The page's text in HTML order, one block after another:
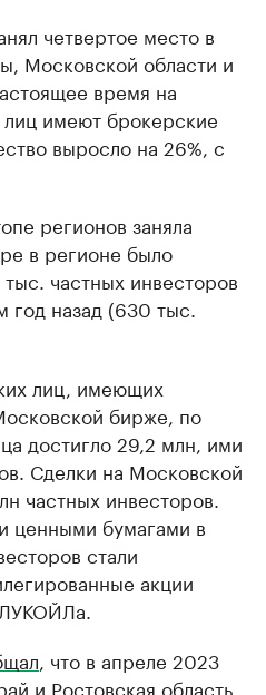
четвертое место в
Московской области и
время на
лиц имеют брокерские
выросло на 26%, с
регионов заняла
в регионе было
частных инвесторов
назад (630 тыс.
лиц, имеющих
бирже, по
достигло 29,2 млн, ими
Сделки на Московской
частных инвесторов.
ценными бумагами в
стали
акции
, что в апреле 2023
и Ростовская область